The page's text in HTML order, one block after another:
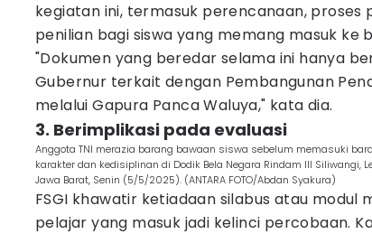
kegiatan ini, termasuk perencanaan, proses
penilian bagi siswa yang memang masuk ke
"Dokumen yang beredar selama ini hanya
Gubernur terkait dengan Pembangunan
melalui Gapura Panca Waluya," kata dia.
3. Berimplikasi pada evaluasi
Anggota TNI merazia barang bawaan siswa sebelum memasuki
karakter dan kedisiplinan di Dodik Bela Negara Rindam III Siliwangi,
Jawa Barat, Senin (5/5/2025). (ANTARA FOTO/Abdan Syakura)
FSGI khawatir ketiadaan silabus atau modul
pelajar yang masuk jadi kelinci percobaan.